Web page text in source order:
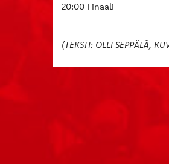
20:00 Finaali
(TEKSTI: OLLI SEPPÄLÄ,